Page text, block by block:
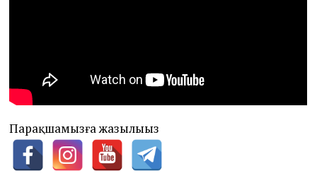
Парақшамызға жазылыңыз